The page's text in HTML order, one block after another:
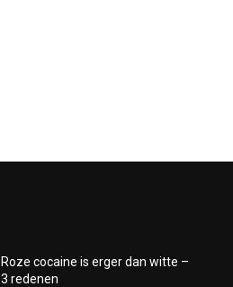
Roze cocaine is erger dan witte –
3 redenen